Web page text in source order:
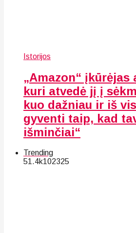
Istorijos
„Amazon“ įkūrėjas
kuri atvedė jį į
kuo dažniau ir iš
gyventi taip, kad
išminčiai“
Trending
51.4k102325